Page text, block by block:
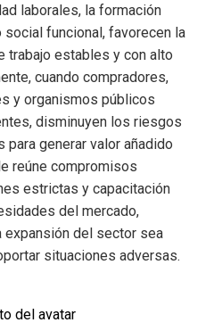
laborales, la formación
funcional, favorecen la
trabajo estables y con alto
cuando compradores,
y organismos públicos
disminuyen los riesgos
para generar valor añadido
reúne compromisos
estrictas y capacitación
del mercado,
expansión del sector sea
situaciones adversas.